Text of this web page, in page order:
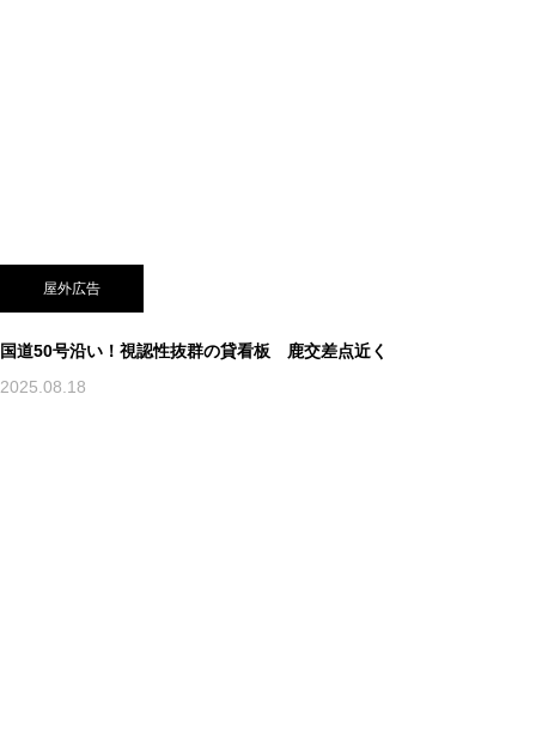
屋外広告
国道50号沿い！視認性抜群の貸看板 鹿交差点近く
2025.08.18